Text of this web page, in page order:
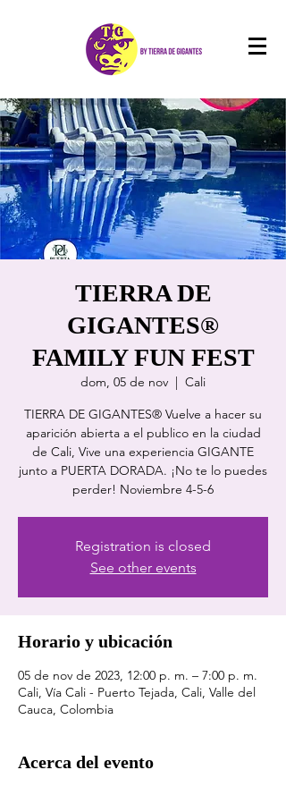
TIERRA DE
GIGANTES®
FAMILY FUN FEST
dom, 05 de nov
  |
Cali
TIERRA DE GIGANTES® Vuelve a hacer su
aparición abierta a el publico en la ciudad
de Cali, Vive una experiencia GIGANTE
junto a PUERTA DORADA. ¡No te lo puedes
perder! Noviembre 4-5-6
Registration is closed
See other events
Horario y ubicación
05 de nov de 2023, 12:00 p. m. – 7:00 p. m.
Cali, Vía Cali - Puerto Tejada, Cali, Valle del
Cauca, Colombia
Acerca del evento